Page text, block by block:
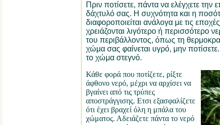
Πριν ποτίσετε, πάντα να ελέγχετε την
δάχτυλό σας. Η συχνότητα και η
διαφοροποιείται ανάλογα με τις
χρειάζονται λιγότερο ή περισσότερο
του περιβάλλοντος, όπως τη
χώμα σας φαίνεται υγρό, μην
το χώμα στεγνό.
Κάθε φορά που ποτίζετε, ρίξτε
άφθονο νερό, μέχρι να αρχίσει να
βγαίνει από τις τρύπες
αποστράγγισης. Ετσι εξασφαλίζετε
ότι έχει βραχεί όλη η μπάλα του
χώματος. Αδειάζετε πάντα το νερό